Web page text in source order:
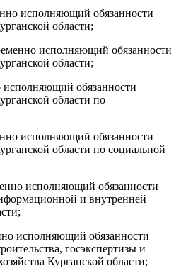
исполняющий обязанности
области;
исполняющий обязанности
области;
обязанности
области по
исполняющий обязанности
области по социальной
исполняющий обязанности
и внутренней
исполняющий обязанности
госэкспертизы и
Курганской области;